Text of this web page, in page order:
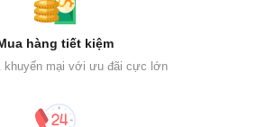
hàng tiết kiệm
khuyến mại với ưu đãi cực lớn